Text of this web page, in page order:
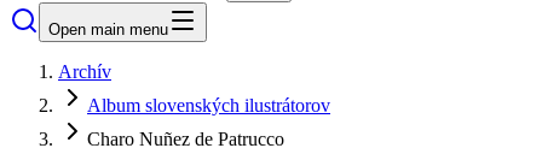
Open main menu
Archív
Album slovenských ilustrátorov
Charo Nuñez de Patrucco